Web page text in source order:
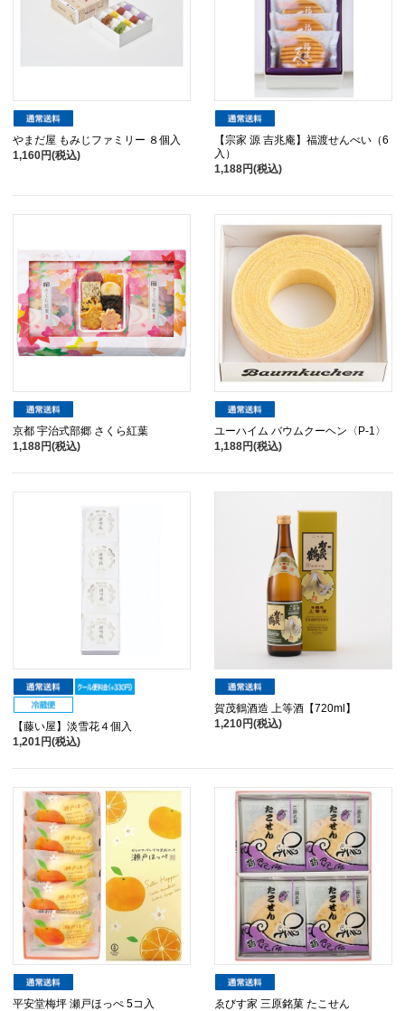
やまだ屋 もみじファミリー ８個入
1,160円(税込)
【宗家 源 吉兆庵】福渡せんべい（6
入）
1,188円(税込)
京都 宇治式部郷 さくら紅葉
1,188円(税込)
ユーハイム バウムクーヘン〈P-1〉
1,188円(税込)
【藤い屋】淡雪花４個入
1,201円(税込)
賀茂鶴酒造 上等酒【720ml】
1,210円(税込)
平安堂梅坪 瀬戸ほっぺ 5コ入
ゑびす家 三原銘菓 たこせん